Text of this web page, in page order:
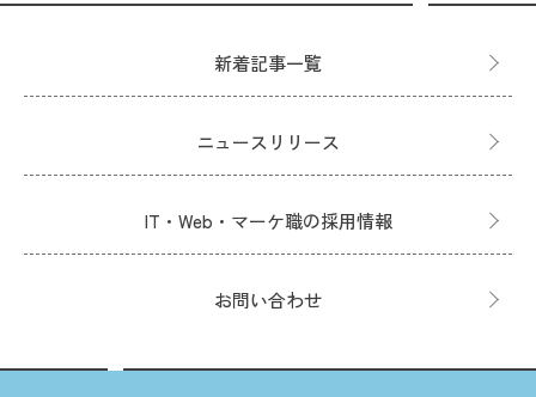
新着記事一覧
ニュースリリース
IT・Web・マーケ職の採用情報
お問い合わせ